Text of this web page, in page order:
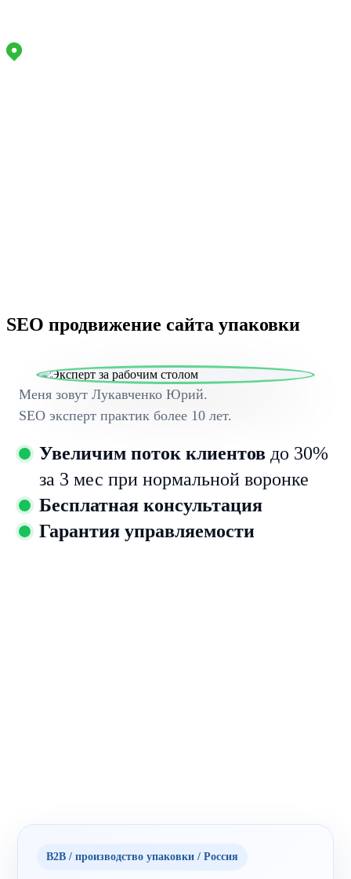
SEO продвижение сайта упаковки
Меня зовут Лукавченко Юрий.
SEO эксперт практик более 10 лет.
Увеличим поток клиентов до 30%
за 3 мес при нормальной воронке
Бесплатная консультация
Гарантия управляемости
B2B / производство упаковки / Россия